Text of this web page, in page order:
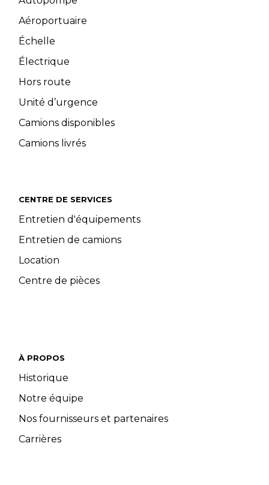
Aéroportuaire
Échelle
Électrique
Hors route
Unité d’urgence
Camions disponibles
Camions livrés
CENTRE DE SERVICES
Entretien d'équipements
Entretien de camions
Location
Centre de pièces
À PROPOS
Historique
Notre équipe
Nos fournisseurs et partenaires
Carrières